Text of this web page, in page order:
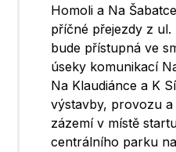
Homoli a Na
příčné přejezdy z ul.
bude přístupná ve
úseky komunikací
Na Klaudiánce a K
výstavby, provozu a
zázemí v místě
centrálního parku